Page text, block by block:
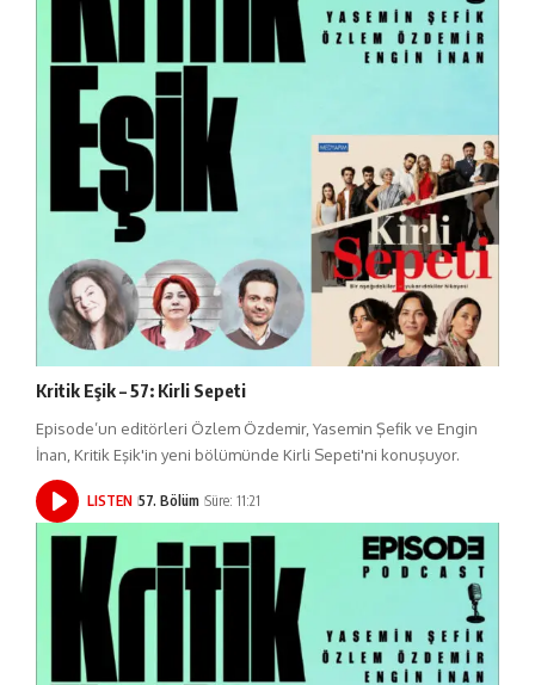
Kritik Eşik – 57: Kirli Sepeti
Episode’un editörleri Özlem Özdemir, Yasemin Şefik ve Engin
İnan, Kritik Eşik'in yeni bölümünde Kirli Sepeti'ni konuşuyor.
LISTEN 57. Bölüm Süre: 11:21